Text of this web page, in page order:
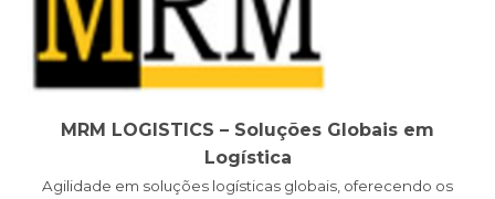
MRM LOGISTICS – Soluções Globais em
Logística
Agilidade em soluções logísticas globais, oferecendo os